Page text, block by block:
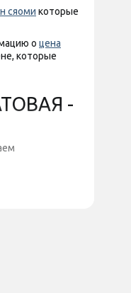
сяоми которые
о цена
которые
-